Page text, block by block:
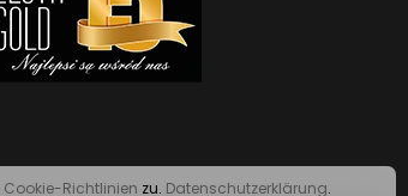
Cookie-Richtlinien zu. Datenschutzerklärung.